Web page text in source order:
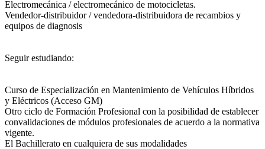
Electromecánica / electromecánico de motocicletas.
Vendedor-distribuidor / vendedora-distribuidora de recambios y
equipos de diagnosis
Seguir estudiando:
Curso de Especialización en Mantenimiento de Vehículos Híbridos
y Eléctricos (Acceso GM)
Otro ciclo de Formación Profesional con la posibilidad de establecer
convalidaciones de módulos profesionales de acuerdo a la normativa
vigente.
El Bachillerato en cualquiera de sus modalidades